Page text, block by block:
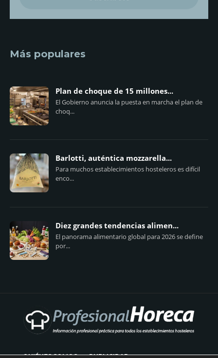
Más populares
Plan de choque de 15 millones...
El Gobierno anuncia la puesta en marcha el plan de
choq...
Barlotti, auténtica mozzarella...
Para muchos establecimientos hosteleros es difícil
enco...
Diez grandes tendencias alimen...
El panorama alimentario global para 2026 se define
por...
QUIÉNES SOMOS PUBLICIDAD